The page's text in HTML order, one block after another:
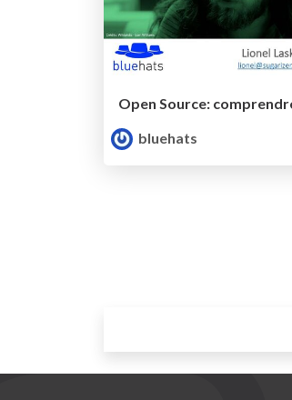
Open Source:
bluehats